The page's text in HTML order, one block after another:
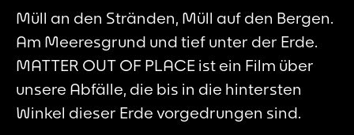
Müll an den Stränden, Müll auf den Bergen.
Am Meeresgrund und tief unter der Erde.
MATTER OUT OF PLACE ist ein Film über
unsere Abfälle, die bis in die hintersten
Winkel dieser Erde vorgedrungen sind.